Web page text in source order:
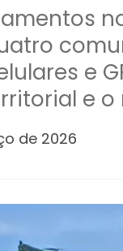
e
e o
de 2026